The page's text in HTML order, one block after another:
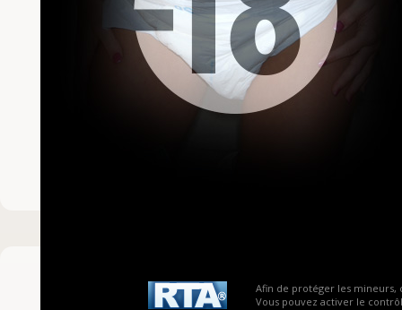
Afin de protéger les mineurs,
Vous pouvez activer le
Nom d'utilisateur
Mot de passe
Pas encore